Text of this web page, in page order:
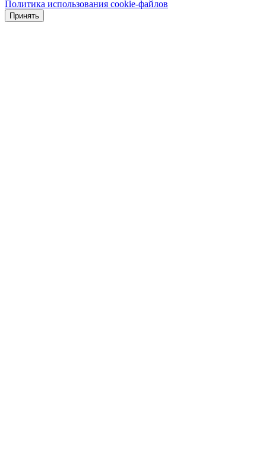
Политика использования cookie-файлов
Принять